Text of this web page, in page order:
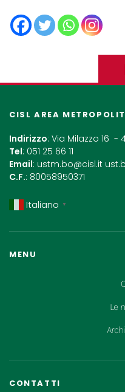
CISL AREA
Indirizzo: Via Milazzo 16 -
Tel: 051 25 66 11
Email: ustm.bo@cisl.it
C.F.: 80058950371
Italiano ▼
MENU
Le
CONTATTI